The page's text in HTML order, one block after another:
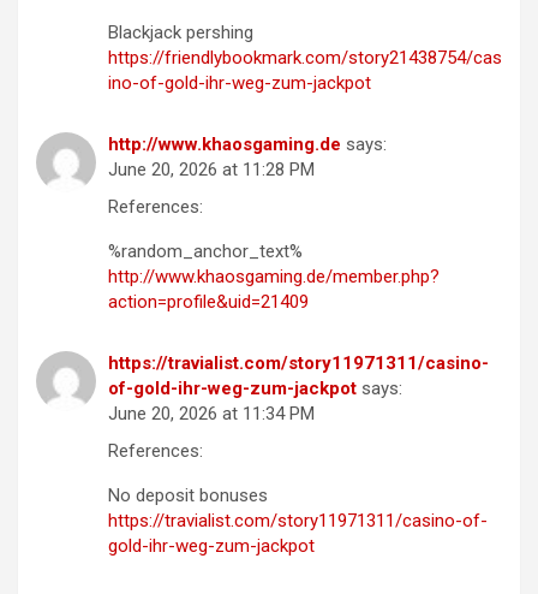
Blackjack pershing
https://friendlybookmark.com/story21438754/cas
ino-of-gold-ihr-weg-zum-jackpot
http://www.khaosgaming.de says:
June 20, 2026 at 11:28 PM
References:
%random_anchor_text%
http://www.khaosgaming.de/member.php?
action=profile&uid=21409
https://travialist.com/story11971311/casino-
of-gold-ihr-weg-zum-jackpot says:
June 20, 2026 at 11:34 PM
References:
No deposit bonuses
https://travialist.com/story11971311/casino-of-
gold-ihr-weg-zum-jackpot